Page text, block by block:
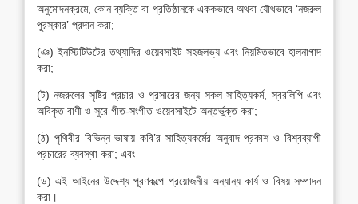
অনুমোদনক্রমে, কোন ব্যক্তি বা প্রতিষ্ঠানকে এককভাবে অথবা যৌথভাবে ‘নজরুল
পুরস্কার’ প্রদান করা;
(ঞ) ইনস্টিটিউটের তথ্যাদির ওয়েবসাইট সহজলভ্য এবং নিয়মিতভাবে হালনাগাদ
করা;
(ট) নজরুলের সৃষ্টির প্রচার ও প্রসারের জন্য সকল সাহিত্যকর্ম, স্বরলিপি এবং
অবিকৃত বাণী ও সুরে গীত-সংগীত ওয়েবসাইটে অন্তর্ভুক্ত করা;
(ঠ) পৃথিবীর বিভিন্ন ভাষায় কবি’র সাহিত্যকর্মের অনুবাদ প্রকাশ ও বিশ্বব্যাপী
প্রচারের ব্যবস্থা করা; এবং
(ড) এই আইনের উদ্দেশ্য পূরণকল্পে প্রয়োজনীয় অন্যান্য কার্য ও বিষয় সম্পাদন
করা।